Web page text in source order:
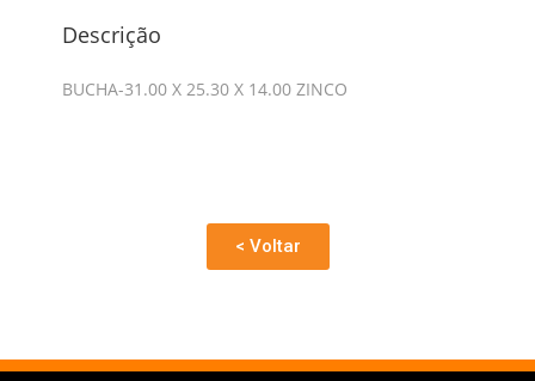
Descrição
BUCHA-31.00 X 25.30 X 14.00 ZINCO
< Voltar